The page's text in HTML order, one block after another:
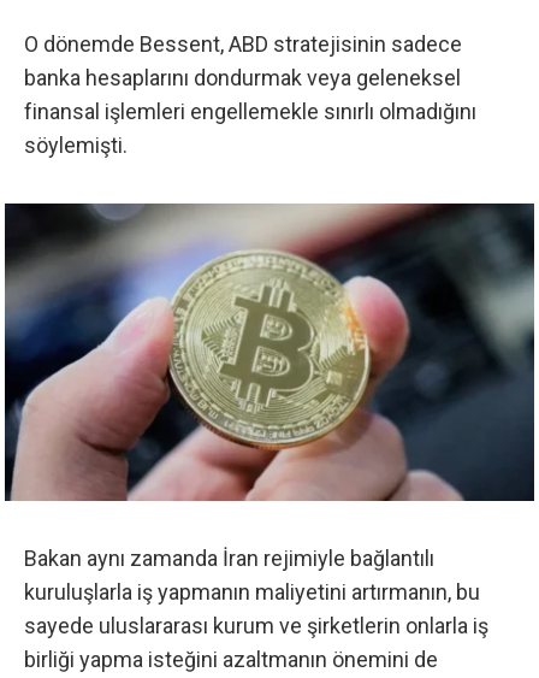
O dönemde Bessent, ABD stratejisinin sadece
banka hesaplarını dondurmak veya geleneksel
finansal işlemleri engellemekle sınırlı olmadığını
söylemişti.
Bakan aynı zamanda İran rejimiyle bağlantılı
kuruluşlarla iş yapmanın maliyetini artırmanın, bu
sayede uluslararası kurum ve şirketlerin onlarla iş
birliği yapma isteğini azaltmanın önemini de